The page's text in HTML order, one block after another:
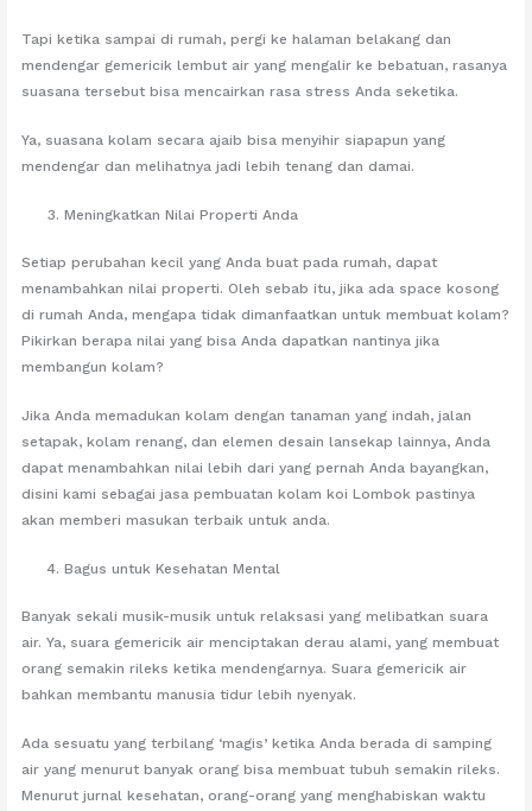
Tapi ketika sampai di rumah, pergi ke halaman belakang dan
mendengar gemericik lembut air yang mengalir ke bebatuan, rasanya
suasana tersebut bisa mencairkan rasa stress Anda seketika.
Ya, suasana kolam secara ajaib bisa menyihir siapapun yang
mendengar dan melihatnya jadi lebih tenang dan damai.
Meningkatkan Nilai Properti Anda
Setiap perubahan kecil yang Anda buat pada rumah, dapat
menambahkan nilai properti. Oleh sebab itu, jika ada space kosong
di rumah Anda, mengapa tidak dimanfaatkan untuk membuat kolam?
Pikirkan berapa nilai yang bisa Anda dapatkan nantinya jika
membangun kolam?
Jika Anda memadukan kolam dengan tanaman yang indah, jalan
setapak, kolam renang, dan elemen desain lansekap lainnya, Anda
dapat menambahkan nilai lebih dari yang pernah Anda bayangkan,
disini kami sebagai jasa pembuatan kolam koi Lombok pastinya
akan memberi masukan terbaik untuk anda.
Bagus untuk Kesehatan Mental
Banyak sekali musik-musik untuk relaksasi yang melibatkan suara
air. Ya, suara gemericik air menciptakan derau alami, yang membuat
orang semakin rileks ketika mendengarnya. Suara gemericik air
bahkan membantu manusia tidur lebih nyenyak.
Ada sesuatu yang terbilang ‘magis’ ketika Anda berada di samping
air yang menurut banyak orang bisa membuat tubuh semakin rileks.
Menurut jurnal kesehatan, orang-orang yang menghabiskan waktu